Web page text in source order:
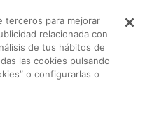
terceros para mejorar
relacionada con
de tus hábitos de
las cookies pulsando
o configurarlas o